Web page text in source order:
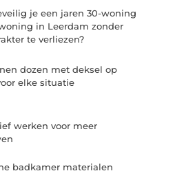
je een jaren 30-woning
in Leerdam zonder
te verliezen?
dozen met deksel op
elke situatie
werken voor meer
badkamer materialen